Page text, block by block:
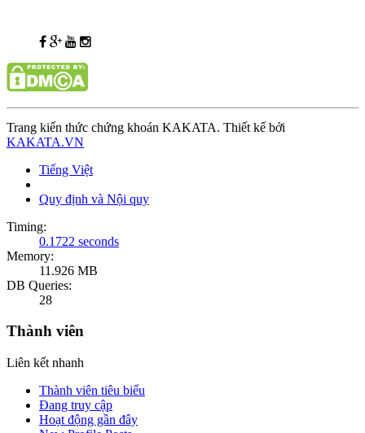
Trang kiến thức chứng khoán KAKATA. Thiết kế bởi
KAKATA.VN
Tiếng Việt
Quy định và Nội quy
Timing:
0.1722 seconds
Memory:
11.926 MB
DB Queries:
28
Thành viên
Liên kết nhanh
Thành viên tiêu biểu
Đang truy cập
Hoạt động gần đây